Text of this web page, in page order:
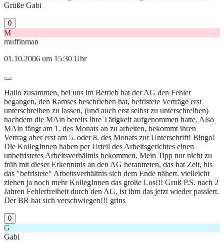
Grüße Gabi
0
M
muffinman
01.10.2006 um 15:30 Uhr
Hallo zusammen, bei uns im Betrieb hat der AG den Fehler
begangen, den Ramses beschrieben hat, befristete Verträge erst
unterschreiben zu lassen, (und auch erst selbst zu unterschreiben)
nachdem die MAin bereits ihre Tätigkeit aufgenommen hatte. Also
MAin fängt am 1. des Monats an zu arbeiten, bekommt ihren
Vertrag aber erst am 5. oder 8. des Monats zur Unterschrift! Bingo!
Die KollegInnen haben per Urteil des Arbeitsgerichtes einen
unbefristetes Arbeitsverhältnis bekommen. Mein Tipp nur nicht zu
früh mit dieser Erkenntnis an den AG herantreten, das hat Zeit, bis
das "befristete" Arbeitsverhältnis sich dem Ende nähert. vielleicht
ziehen ja noch mehr KollegInnen das große Los!!! Gruß P.S. nach 2
Jahren Fehlerfreiheit durch den AG, ist ihm das jetzt wieder passiert.
Der BR hat sich verschwiegen!!! grins
0
G
Gabi